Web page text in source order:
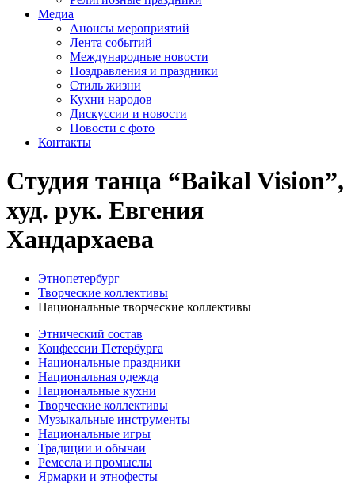
Медиа
Анонсы мероприятий
Лента событий
Международные новости
Поздравления и праздники
Cтиль жизни
Кухни народов
Дискуссии и новости
Новости с фото
Контакты
Студия танца “Baikal Vision”,
худ. рук. Евгения
Хандархаева
Этнопетербург
Творческие коллективы
Национальные творческие коллективы
Этнический состав
Конфессии Петербурга
Национальные праздники
Национальная одежда
Национальные кухни
Творческие коллективы
Музыкальные инструменты
Национальные игры
Традиции и обычаи
Ремесла и промыслы
Ярмарки и этнофесты